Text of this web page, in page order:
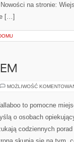
na stronie:
[…]
MOŻLIWOŚĆ
to pomocne
o osobach
codziennych